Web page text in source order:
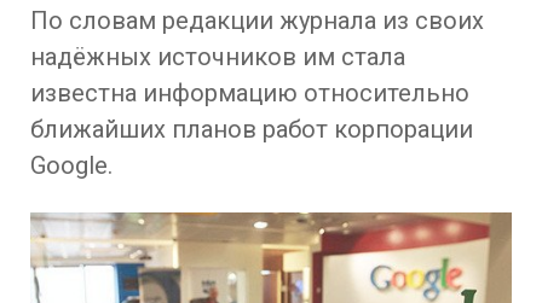
По словам редакции журнала из своих
надёжных источников им стала
известна информацию относительно
ближайших планов работ корпорации
Google.